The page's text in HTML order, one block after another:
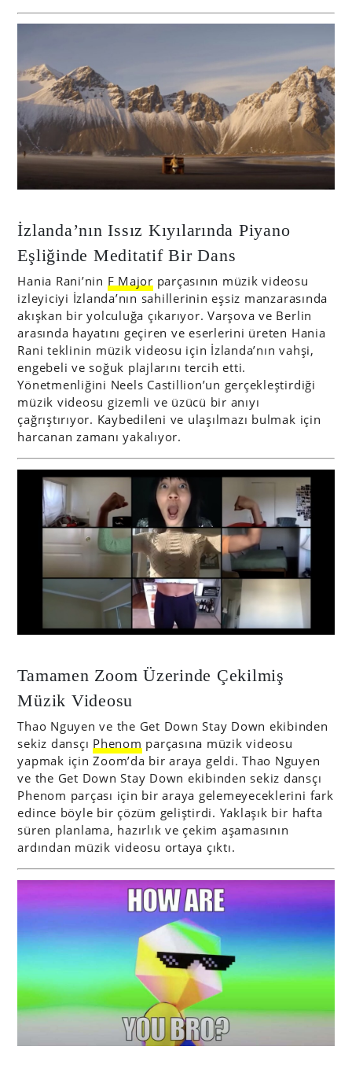
İzlanda’nın Issız Kıyılarında Piyano
Eşliğinde Meditatif Bir Dans
Hania Rani’nin F Major parçasının müzik videosu
izleyiciyi İzlanda’nın sahillerinin eşsiz manzarasında
akışkan bir yolculuğa çıkarıyor. Varşova ve Berlin
arasında hayatını geçiren ve eserlerini üreten Hania
Rani teklinin müzik videosu için İzlanda’nın vahşi,
engebeli ve soğuk plajlarını tercih etti.
Yönetmenliğini Neels Castillion’un gerçekleştirdiği
müzik videosu gizemli ve üzücü bir anıyı
çağrıştırıyor. Kaybedileni ve ulaşılmazı bulmak için
harcanan zamanı yakalıyor.
Tamamen Zoom Üzerinde Çekilmiş
Müzik Videosu
Thao Nguyen ve the Get Down Stay Down ekibinden
sekiz dansçı Phenom parçasına müzik videosu
yapmak için Zoom’da bir araya geldi. Thao Nguyen
ve the Get Down Stay Down ekibinden sekiz dansçı
Phenom parçası için bir araya gelemeyeceklerini fark
edince böyle bir çözüm geliştirdi. Yaklaşık bir hafta
süren planlama, hazırlık ve çekim aşamasının
ardından müzik videosu ortaya çıktı.